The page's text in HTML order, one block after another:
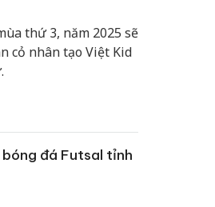
thứ 3, năm 2025 sẽ
cỏ nhân tạo Việt Kid
đá Futsal tỉnh